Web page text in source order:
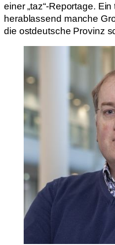
einer „taz“-Reportage.
herablassend manche
die ostdeutsche Provinz